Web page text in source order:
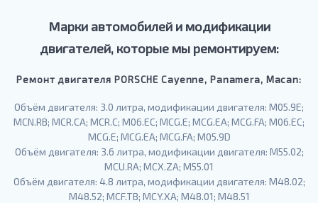
Марки автомобилей и модификации
двигателей, которые мы ремонтируем:
Ремонт двигателя PORSCHE Cayenne, Panamera, Macan:
Объём двигателя: 3.0 литра, модификации двигателя: M05.9E;
MCN.RB; MCR.CA; MCR.C; M06.EC; MCG.E; MCG.EA; MCG.FA; M06.EC;
MCG.E; MCG.EA; MCG.FA; M05.9D
Объём двигателя: 3.6 литра, модификации двигателя: M55.02;
MCU.RA; MCX.ZA; М55.01
Объём двигателя: 4.8 литра, модификации двигателя: М48.02;
М48.52; MCF.TB; MCY.XA; М48.01; М48.51